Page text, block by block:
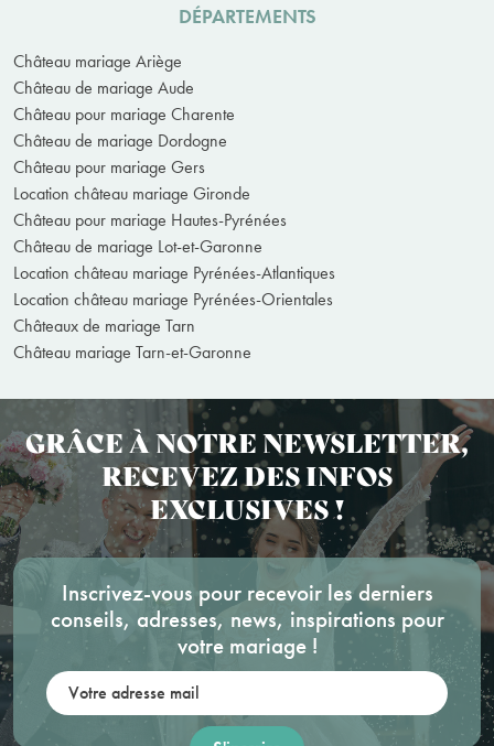
DÉPARTEMENTS
Château mariage Ariège
Château de mariage Aude
Château pour mariage Charente
Château de mariage Dordogne
Château pour mariage Gers
Location château mariage Gironde
Château pour mariage Hautes-Pyrénées
Château de mariage Lot-et-Garonne
Location château mariage Pyrénées-Atlantiques
Location château mariage Pyrénées-Orientales
Châteaux de mariage Tarn
Château mariage Tarn-et-Garonne
GRÂCE À NOTRE NEWSLETTER,
RECEVEZ DES INFOS
EXCLUSIVES !
Inscrivez-vous pour recevoir les derniers
conseils, adresses, news, inspirations pour
votre mariage !